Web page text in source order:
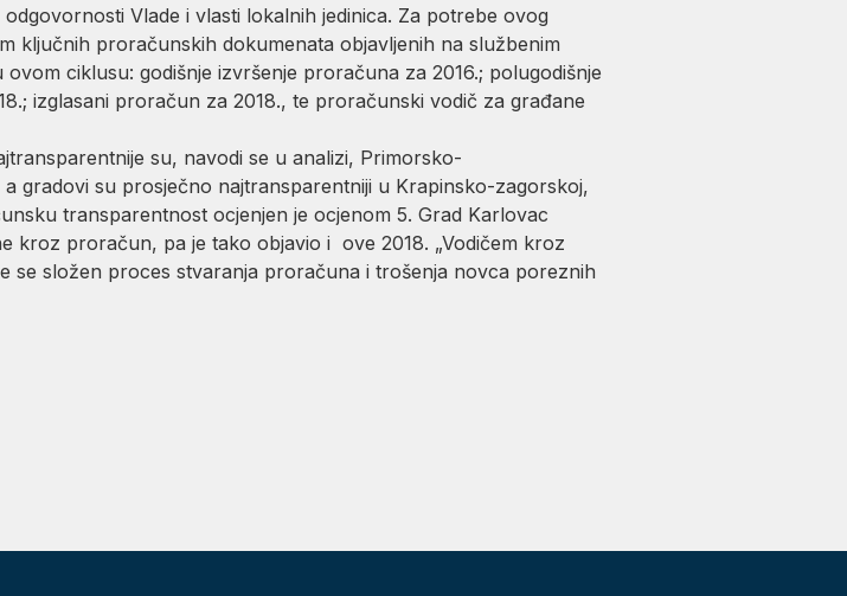
Vlade i vlasti lokalnih jedinica. Za potrebe ovog
ključnih proračunskih dokumenata objavljenih na službenim
ciklusu: godišnje izvršenje proračuna za 2016.; polugodišnje
izglasani proračun za 2018., te proračunski vodič za građane
su, navodi se u analizi, Primorsko-
gradovi su prosječno najtransparentniji u Krapinsko-zagorskoj,
transparentnost ocjenjen je ocjenom 5. Grad Karlovac
kroz proračun, pa je tako objavio i ove 2018. „Vodičem kroz
se složen proces stvaranja proračuna i trošenja novca poreznih